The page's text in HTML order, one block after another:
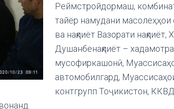
Реймстройдормаш,
тайёр намудани
ва нақлиёт Вазорати
Душанбенақлиёт –
мусофиркашонӣ,
автомобилгард,
контгрупп Тоҷикистон,